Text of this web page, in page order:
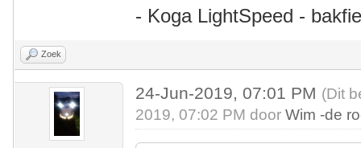
- Koga LightSpeed -
Zoek
24-Jun-2019, 07:01 PM (Dit
2019, 07:02 PM doorWim -de